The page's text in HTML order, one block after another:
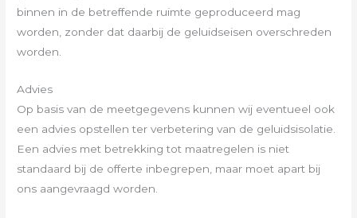
binnen in de betreffende ruimte geproduceerd mag
worden, zonder dat daarbij de geluidseisen overschreden
worden.
Advies
Op basis van de meetgegevens kunnen wij eventueel ook
een advies opstellen ter verbetering van de geluidsisolatie.
Een advies met betrekking tot maatregelen is niet
standaard bij de offerte inbegrepen, maar moet apart bij
ons aangevraagd worden.